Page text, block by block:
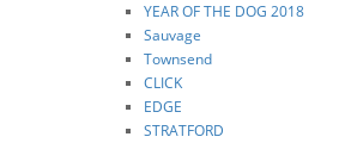
YEAR OF THE DOG 2018
Sauvage
Townsend
CLICK
EDGE
STRATFORD